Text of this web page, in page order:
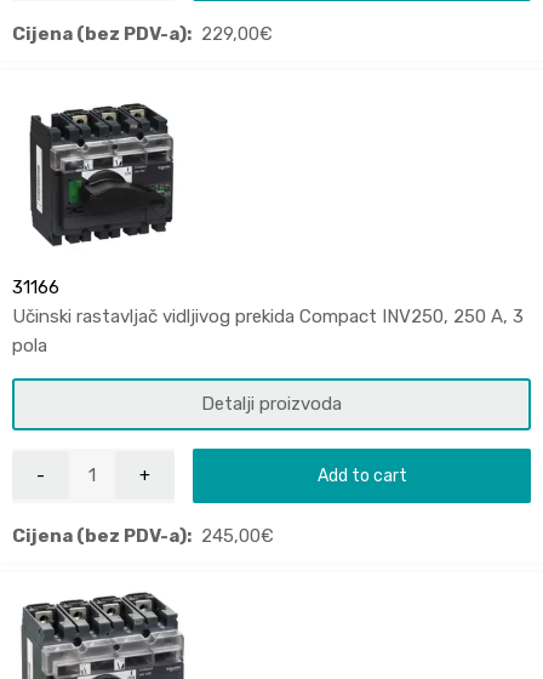
Cijena (bez PDV-a): 229,00€
31166
Učinski rastavljač vidljivog prekida Compact INV250, 250 A, 3
pola
Detalji proizvoda
Add to cart
Cijena (bez PDV-a): 245,00€